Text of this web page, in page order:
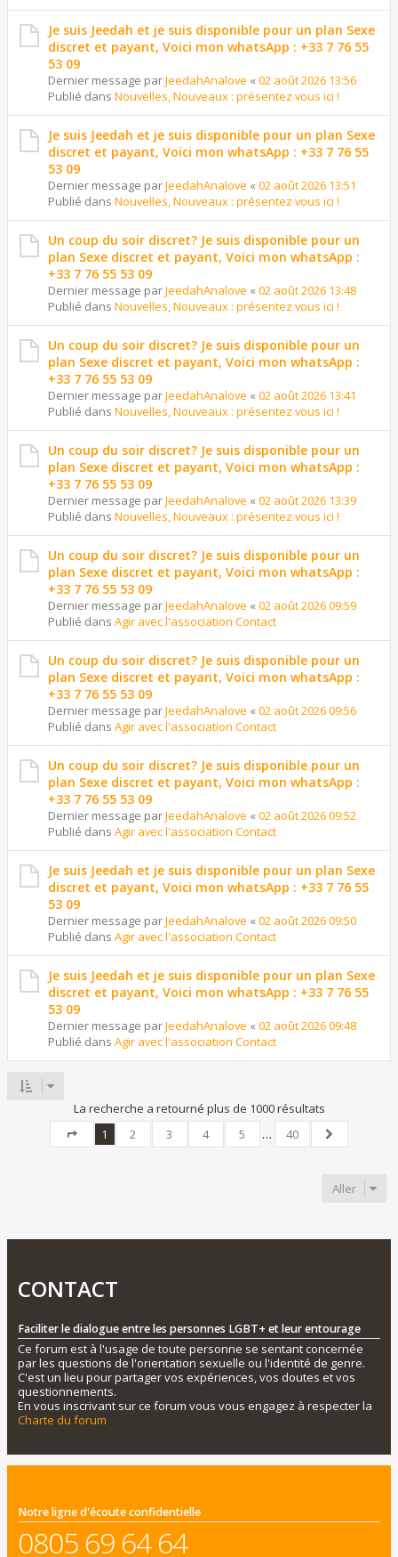
Je suis Jeedah et je suis disponible pour un plan Sexe
discret et payant, Voici mon whatsApp : +33 7 76 55
53 09
Dernier message parJeedahAnalove « 02 août 2026 13:56
Publié dans Nouvelles, Nouveaux : présentez vous ici !
Je suis Jeedah et je suis disponible pour un plan Sexe
discret et payant, Voici mon whatsApp : +33 7 76 55
53 09
Dernier message parJeedahAnalove « 02 août 2026 13:51
Publié dans Nouvelles, Nouveaux : présentez vous ici !
Un coup du soir discret? Je suis disponible pour un
plan Sexe discret et payant, Voici mon whatsApp :
+33 7 76 55 53 09
Dernier message parJeedahAnalove « 02 août 2026 13:48
Publié dans Nouvelles, Nouveaux : présentez vous ici !
Un coup du soir discret? Je suis disponible pour un
plan Sexe discret et payant, Voici mon whatsApp :
+33 7 76 55 53 09
Dernier message parJeedahAnalove « 02 août 2026 13:41
Publié dans Nouvelles, Nouveaux : présentez vous ici !
Un coup du soir discret? Je suis disponible pour un
plan Sexe discret et payant, Voici mon whatsApp :
+33 7 76 55 53 09
Dernier message parJeedahAnalove « 02 août 2026 13:39
Publié dans Nouvelles, Nouveaux : présentez vous ici !
Un coup du soir discret? Je suis disponible pour un
plan Sexe discret et payant, Voici mon whatsApp :
+33 7 76 55 53 09
Dernier message parJeedahAnalove « 02 août 2026 09:59
Publié dans Agir avec l'association Contact
Un coup du soir discret? Je suis disponible pour un
plan Sexe discret et payant, Voici mon whatsApp :
+33 7 76 55 53 09
Dernier message parJeedahAnalove « 02 août 2026 09:56
Publié dans Agir avec l'association Contact
Un coup du soir discret? Je suis disponible pour un
plan Sexe discret et payant, Voici mon whatsApp :
+33 7 76 55 53 09
Dernier message parJeedahAnalove « 02 août 2026 09:52
Publié dans Agir avec l'association Contact
Je suis Jeedah et je suis disponible pour un plan Sexe
discret et payant, Voici mon whatsApp : +33 7 76 55
53 09
Dernier message parJeedahAnalove « 02 août 2026 09:50
Publié dans Agir avec l'association Contact
Je suis Jeedah et je suis disponible pour un plan Sexe
discret et payant, Voici mon whatsApp : +33 7 76 55
53 09
Dernier message parJeedahAnalove « 02 août 2026 09:48
Publié dans Agir avec l'association Contact
La recherche a retourné plus de 1000 résultats
Page sur40
1 2 3 4 5 …
40
Suivant
Aller
CONTACT
Faciliter le dialogue entre les personnes LGBT+ et leur entourage
Ce forum est à l'usage de toute personne se sentant concernée
par les questions de l'orientation sexuelle ou l'identité de genre.
C'est un lieu pour partager vos expériences, vos doutes et vos
questionnements.
En vous inscrivant sur ce forum vous vous engagez à respecter la
Charte du forum
Notre ligne d'écoute confidentielle
0805 69 64 64